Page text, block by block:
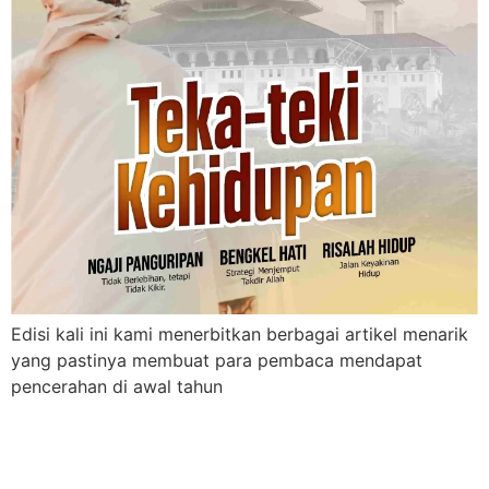
Edisi kali ini kami menerbitkan berbagai artikel menarik
yang pastinya membuat para pembaca mendapat
pencerahan di awal tahun